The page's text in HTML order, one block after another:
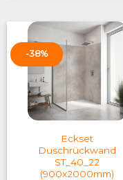
-38%
Eckset
Duschrückwand
ST_40_22
(900x2000mm)